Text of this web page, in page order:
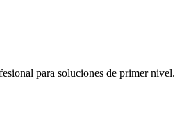
para soluciones de primer nivel.